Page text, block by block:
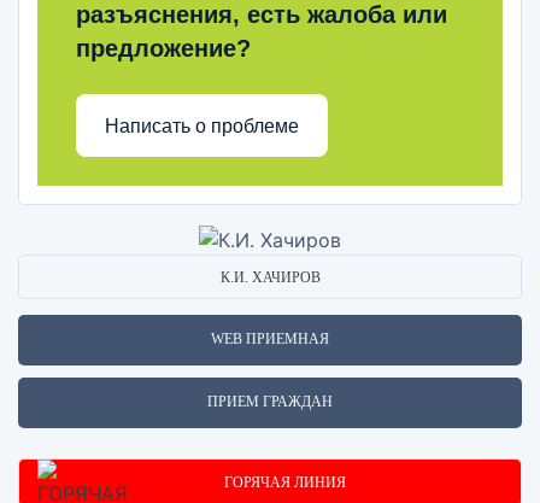
разъяснения, есть жалоба или
предложение?
Написать о проблеме
К.И. ХАЧИРОВ
WEB ПРИЕМНАЯ
ПРИЕМ ГРАЖДАН
ГОРЯЧАЯ ЛИНИЯ